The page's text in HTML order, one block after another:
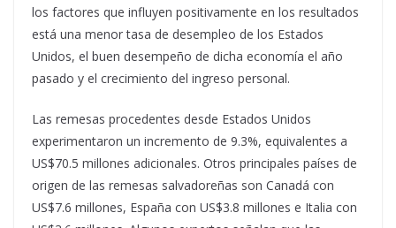
los factores que influyen positivamente en los resultados
está una menor tasa de desempleo de los Estados
Unidos, el buen desempeño de dicha economía el año
pasado y el crecimiento del ingreso personal.
Las remesas procedentes desde Estados Unidos
experimentaron un incremento de 9.3%, equivalentes a
US$70.5 millones adicionales. Otros principales países de
origen de las remesas salvadoreñas son Canadá con
US$7.6 millones, España con US$3.8 millones e Italia con